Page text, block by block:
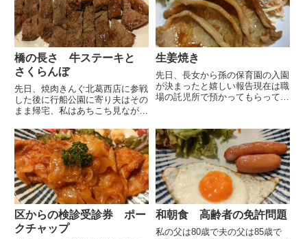
橋の長さ 牛ステーキと
さくらんぼ
先日、焼肉きんぐ北葛西店に参戦
した後に行船公園に寄り夫はその
まま帰宅、私はあちこち見ながら
にしました船堀橋手前に来るとコ
ーナンと食品館あおばの大きな看
板をみつけました以前通った時に
はなかったと思います食品館あ
お...
生姜焼き
先日、長女から孫の保育園の入園
が決まったと嬉しい報告現在は職
場の託児所で預かってもらってい
ていました1番希望の保育園に入
園が決まらずその後、他に申し込
んだり色々頑張っている姿を見
て...
区からの検診受診券 ポー
クチャップ
和朝食 高齢者の免許問題
私の父は80歳で夫の父は85歳で